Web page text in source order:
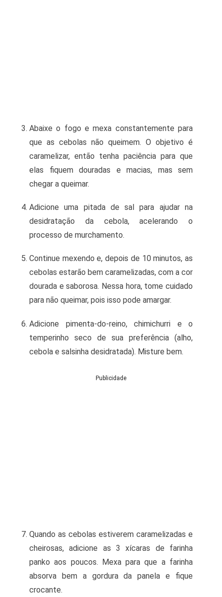
Abaixe o fogo e mexa constantemente para
que as cebolas não queimem. O objetivo é
caramelizar, então tenha paciência para que
elas fiquem douradas e macias, mas sem
chegar a queimar.
Adicione uma pitada de sal para ajudar na
desidratação da cebola, acelerando o
processo de murchamento.
Continue mexendo e, depois de 10 minutos, as
cebolas estarão bem caramelizadas, com a cor
dourada e saborosa. Nessa hora, tome cuidado
para não queimar, pois isso pode amargar.
Adicione pimenta-do-reino, chimichurri e o
temperinho seco de sua preferência (alho,
cebola e salsinha desidratada). Misture bem.
Publicidade
Quando as cebolas estiverem caramelizadas e
cheirosas, adicione as 3 xícaras de farinha
panko aos poucos. Mexa para que a farinha
absorva bem a gordura da panela e fique
crocante.